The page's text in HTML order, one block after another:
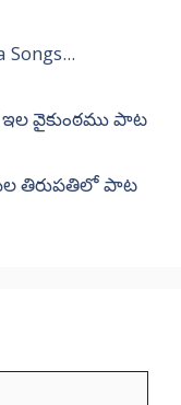
Songs...
వైకుంఠము పాట
తిరుపతిలో పాట